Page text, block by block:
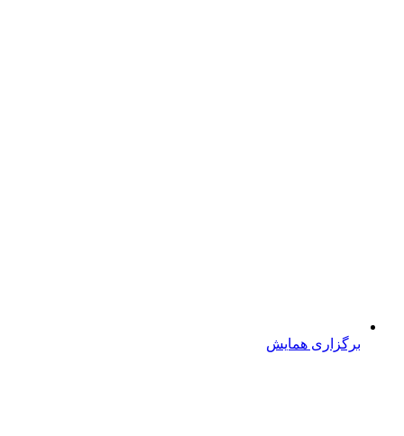
برگزاری همایش